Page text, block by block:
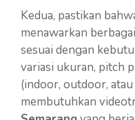
Kedua, pastikan
menawarkan
sesuai dengan
variasi ukuran, pitch
(indoor, outdoor,
membutuhkan